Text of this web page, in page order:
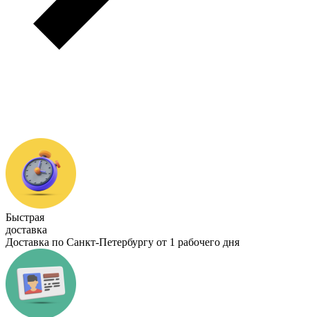
Быстрая
доставка
Доставка по Санкт-Петербургу от 1 рабочего дня